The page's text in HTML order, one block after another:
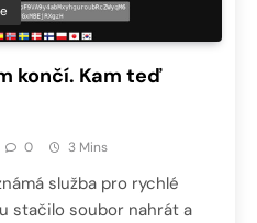
končí. Kam teď
0 3 Mins
služba pro rychlé
stačilo soubor nahrát a